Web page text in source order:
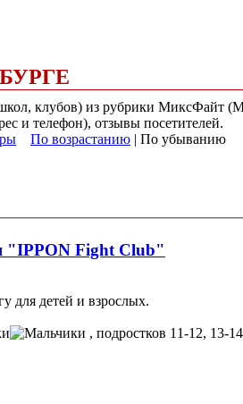
клубов) из рубрики МиксФайт
и телефон), отзывы посетителей.
По возрастанию | По убыванию
"IPPON Fight Club"
для детей и взрослых.
, подростков 11-12, 13-